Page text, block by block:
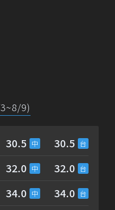
9)
30.5 30.5
32.0 32.0
34.0 34.0